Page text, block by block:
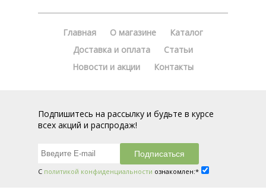
Главная О магазине
Каталог
Доставка и оплата
Статьи
Новости и акции
Контакты
Подпишитесь на рассылку и будьте в курсе
всех акций и распродаж!
С политикой конфиденциальности ознакомлен:*